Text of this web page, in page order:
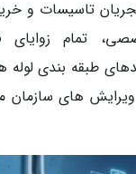
تاسیسات و
تمام زوایای
طبقه بندی لوله
های سازمان